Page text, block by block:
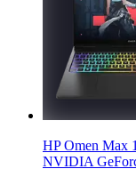
HP Omen Max
NVIDIA